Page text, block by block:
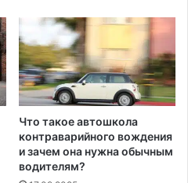
Что такое автошкола
контраварийного вождения
и зачем она нужна обычным
водителям?